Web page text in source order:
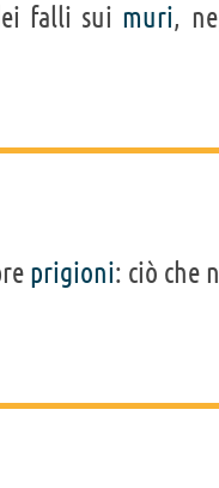
falli sui muri,
prigioni: ciò che